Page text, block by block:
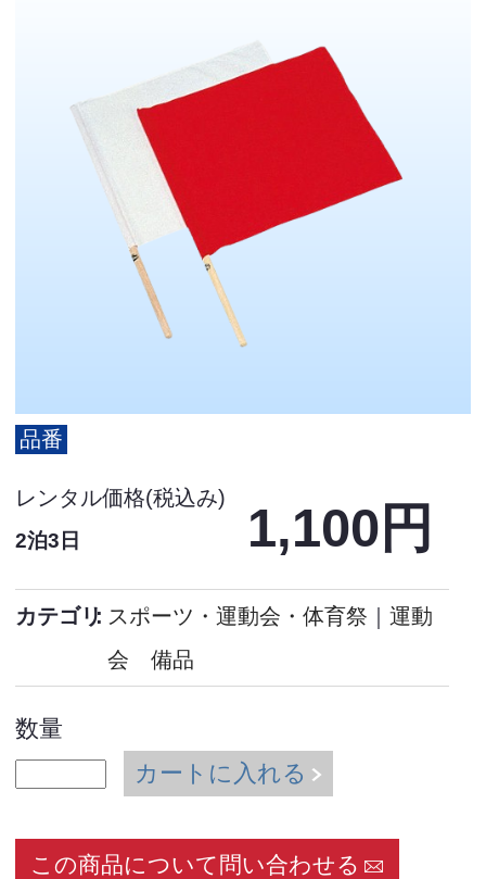
品番
レンタル価格(税込み)
2泊3日 1,100円
カテゴリ スポーツ・運動会・体育祭 ｜運動
会 備品
数量
カートに入れる
この商品について問い合わせる